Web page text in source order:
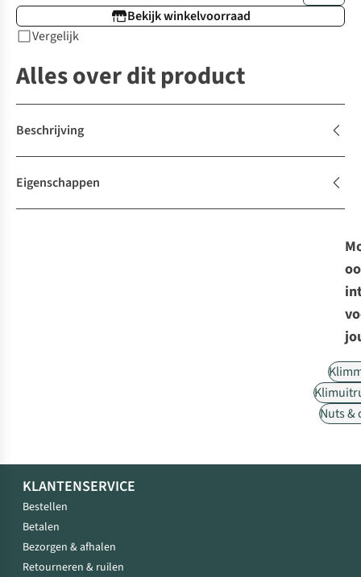
Bekijk winkelvoorraad
Vergelijk
Alles over dit product
Beschrijving
Eigenschappen
Nuts &
KLANTENSERVICE
Bestellen
Betalen
Bezorgen & afhalen
Retourneren & ruilen